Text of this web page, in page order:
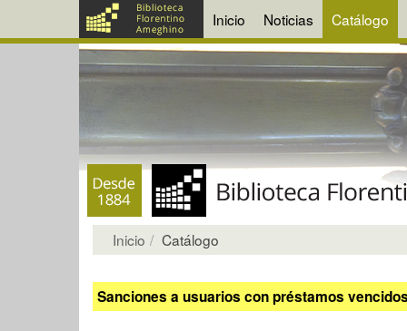
Inicio Noticias Catálogo
Inicio Catálogo
Sanciones a usuarios con préstamos